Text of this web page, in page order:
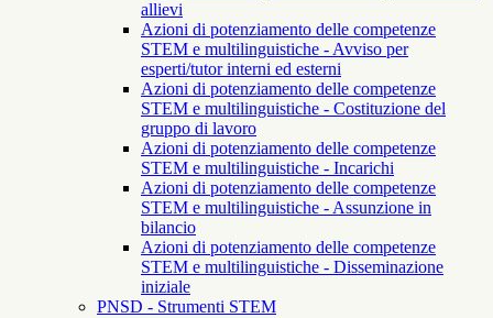
allievi
Azioni di potenziamento delle competenze
STEM e multilinguistiche - Avviso per
esperti/tutor interni ed esterni
Azioni di potenziamento delle competenze
STEM e multilinguistiche - Costituzione del
gruppo di lavoro
Azioni di potenziamento delle competenze
STEM e multilinguistiche - Incarichi
Azioni di potenziamento delle competenze
STEM e multilinguistiche - Assunzione in
bilancio
Azioni di potenziamento delle competenze
STEM e multilinguistiche - Disseminazione
iniziale
PNSD - Strumenti STEM